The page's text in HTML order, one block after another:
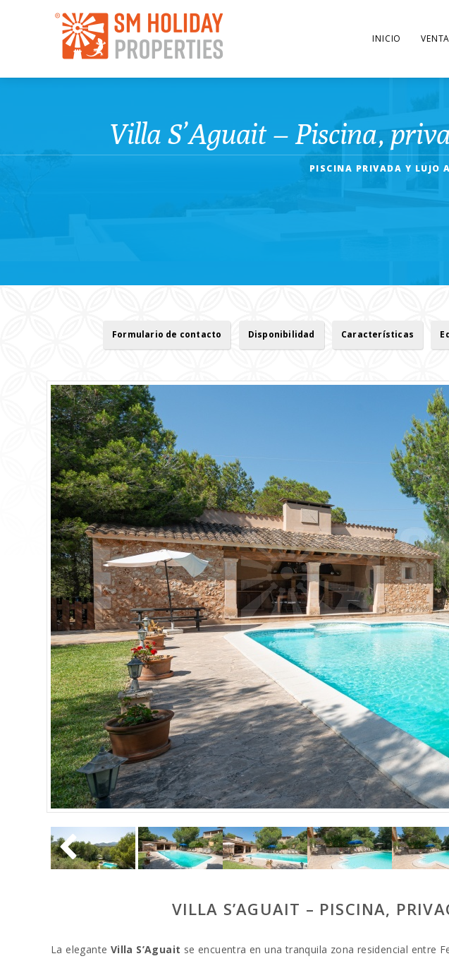
INICIO VENTA
Villa S’Aguait – Piscina,
PISCINA PRIVADA Y LUJO
Formulario de contacto Disponibilidad Características
VILLA S’AGUAIT – PISCINA,
La elegante Villa S’Aguait se encuentra en una tranquila zona residencial entre